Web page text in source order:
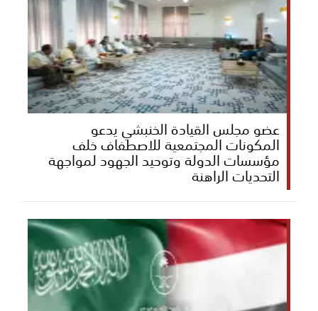
عضو مجلس القيادة الخنبشي يدعو
المكونات المجتمعية للاصطفاف خلف
مؤسسات الدولة وتوحيد الجهود لمواجهة
التحديات الراهنة